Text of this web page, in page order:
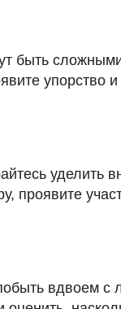
быть
упорство
уделить
проявите
вдвоем